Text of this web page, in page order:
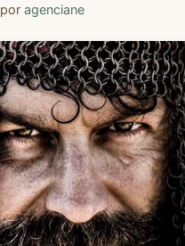
por agenciane